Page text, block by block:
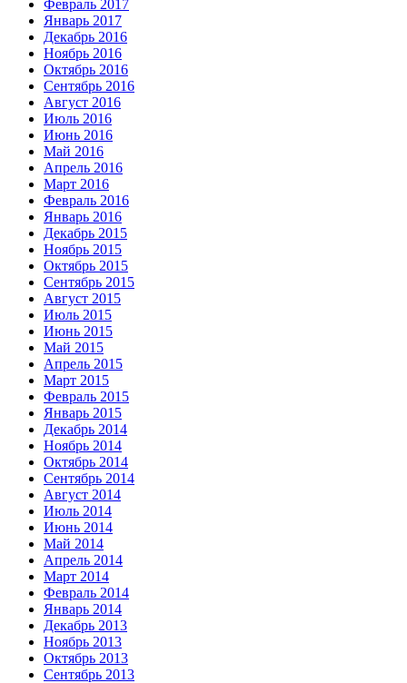
Февраль 2017
Январь 2017
Декабрь 2016
Ноябрь 2016
Октябрь 2016
Сентябрь 2016
Август 2016
Июль 2016
Июнь 2016
Май 2016
Апрель 2016
Март 2016
Февраль 2016
Январь 2016
Декабрь 2015
Ноябрь 2015
Октябрь 2015
Сентябрь 2015
Август 2015
Июль 2015
Июнь 2015
Май 2015
Апрель 2015
Март 2015
Февраль 2015
Январь 2015
Декабрь 2014
Ноябрь 2014
Октябрь 2014
Сентябрь 2014
Август 2014
Июль 2014
Июнь 2014
Май 2014
Апрель 2014
Март 2014
Февраль 2014
Январь 2014
Декабрь 2013
Ноябрь 2013
Октябрь 2013
Сентябрь 2013